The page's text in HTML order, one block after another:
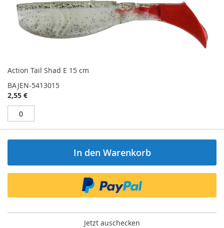
Action Tail Shad E 15 cm
BAJEN-5413015
2,55 €
In den Warenkorb
Jetzt auschecken